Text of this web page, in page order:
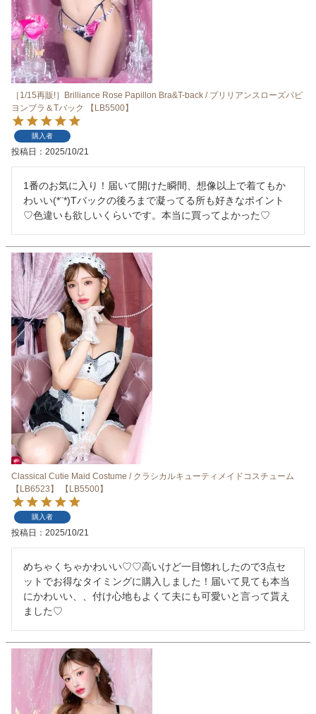
［1/15再販!］Brilliance Rose Papillon Bra&T-back / ブリリアンスローズパピ
ヨンブラ＆Tバック 【LB5500】
購入者
投稿日 2025/10/21
1番のお気に入り！届いて開けた瞬間、想像以上で着てもか
わいい(*¨*)Tバックの後ろまで凝ってる所も好きなポイント
♡‬色違いも欲しいくらいです。本当に買ってよかった♡‬
Classical Cutie Maid Costume / クラシカルキューティメイドコスチューム
【LB6523】 【LB5500】
購入者
投稿日 2025/10/21
めちゃくちゃかわいい♡♡‬高いけど一目惚れしたので3点セ
ットでお得なタイミングに購入しました！届いて見ても本当
にかわいい、、付け心地もよくて夫にも可愛いと言って貰え
ました♡‬